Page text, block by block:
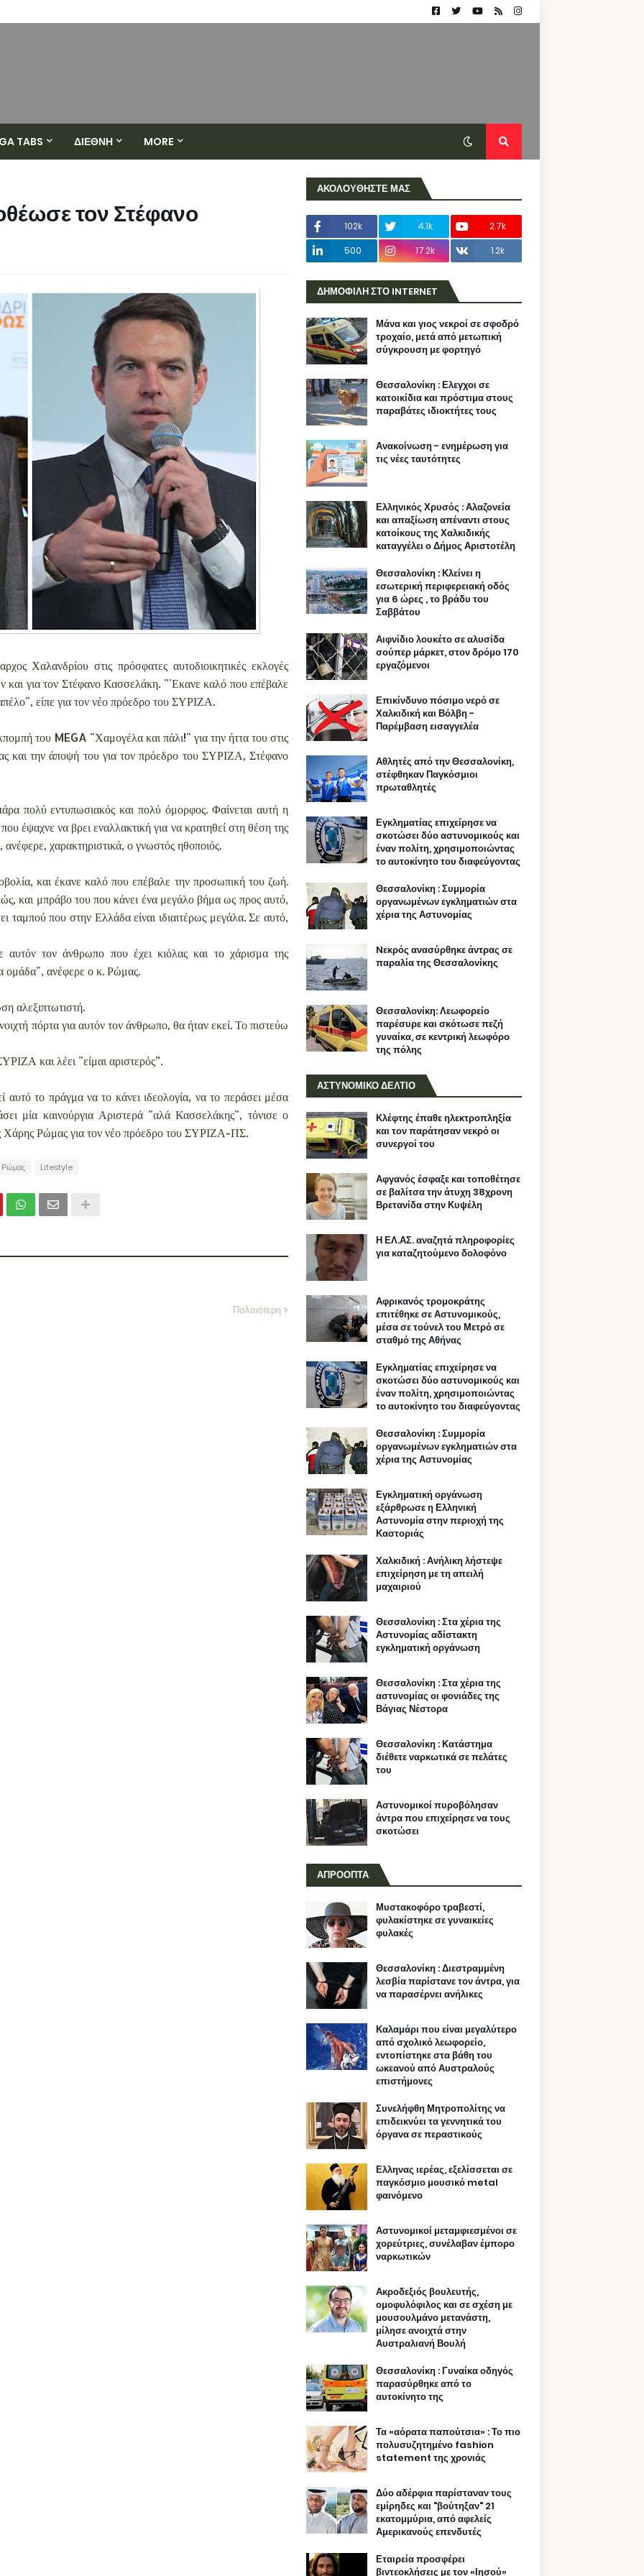
TABS ΔΙΕΘΝΗ MORE
τον Στέφανο
Χαλανδρίου στις πρόσφατες αυτοδιοικητικές εκλογές
για τον Στέφανο Κασσελάκη. "'Εκανε καλό που επέβαλε
είπε για τον νέο πρόεδρο του ΣΥΡΙΖΑ.
του MEGA "Χαμογέλα και πάλι!" για την ήττα του στις
και την άποψή του για τον πρόεδρο του ΣΥΡΙΖΑ, Στέφανο
πολύ εντυπωσιακός και πολύ όμορφος. Φαίνεται αυτή η
έψαχνε να βρει εναλλακτική για να κρατηθεί στη θέση της
χαρακτηριστικά, ο γνωστός ηθοποιός.
και έκανε καλό που επέβαλε την προσωπική του ζωή.
και μπράβο του που κάνει ένα μεγάλο βήμα ως προς αυτό,
ταμπού που στην Ελλάδα είναι ιδιαιτέρως μεγάλα. Σε αυτό,
τον άνθρωπο που έχει κιόλας και το χάρισμα της
ομάδα", ανέφερε ο κ. Ρώμας.
αλεξιπτωτιστή.
πόρτα για αυτόν τον άνθρωπο, θα ήταν εκεί. Το πιστεύω
και λέει "είμαι αριστερός”.
αυτό το πράγμα να το κάνει ιδεολογία, να το περάσει μέσα
μία καινούργια Αριστερά "αλά Κασσελάκης", τόνισε ο
Χάρης Ρώμας για τον νέο πρόεδρο του ΣΥΡΙΖΑ-ΠΣ.
Ρώμας Lifestyle
Παλαιότερη
ΑΚΟΛΟΥΘΗΣΤΕ ΜΑΣ
102k 4.1k
2.7k
500
17.2k 1.2k
ΔΗΜΟΦΙΛΗ ΣΤΟ INTERNET
Μάνα και γιος νεκροί σε σφοδρό
τροχαίο, μετά από μετωπική
σύγκρουση με φορτηγό
Θεσσαλονίκη : Ελεγχοι σε
κατοικίδια και πρόστιμα στους
παραβάτες ιδιοκτήτες τους
Ανακοίνωση - ενημέρωση για
τις νέες ταυτότητες
Ελληνικός Χρυσός : Αλαζονεία
και απαξίωση απέναντι στους
κατοίκους της Χαλκιδικής
καταγγέλει ο Δήμος Αριστοτέλη
Θεσσαλονίκη : Κλείνει η
εσωτερική περιφερειακή οδός
για 6 ώρες , το βράδυ του
Σαββάτου
Αιφνίδιο λουκέτο σε αλυσίδα
σούπερ μάρκετ, στον δρόμο 170
εργαζόμενοι
Επικίνδυνο πόσιμο νερό σε
Χαλκιδική και Βόλβη -
Παρέμβαση εισαγγελέα
Αθλητές από την Θεσσαλονίκη,
στέφθηκαν Παγκόσμιοι
πρωταθλητές
Εγκληματίας επιχείρησε να
σκοτώσει δύο αστυνομικούς και
έναν πολίτη, χρησιμοποιώντας
το αυτοκίνητο του διαφεύγοντας
Θεσσαλονίκη : Συμμορία
οργανωμένων εγκληματιών στα
χέρια της Αστυνομίας
Nεκρός ανασύρθηκε άντρας σε
παραλία της Θεσσαλονίκης
Θεσσαλονίκη: Λεωφορείο
παρέσυρε και σκότωσε πεζή
γυναίκα, σε κεντρική λεωφόρο
της πόλης
ΑΣΤΥΝΟΜΙΚΟ ΔΕΛΤΙΟ
Κλέφτης έπαθε ηλεκτροπληξία
και τον παράτησαν νεκρό οι
συνεργοί του
Αφγανός έσφαξε και τοποθέτησε
σε βαλίτσα την άτυχη 38χρονη
Βρετανίδα στην Κυψέλη
Η ΕΛ.ΑΣ. αναζητά πληροφορίες
για καταζητούμενο δολοφόνο
Αφρικανός τρομοκράτης
επιτέθηκε σε Αστυνομικούς,
μέσα σε τούνελ του Μετρό σε
σταθμό της Αθήνας
Εγκληματίας επιχείρησε να
σκοτώσει δύο αστυνομικούς και
έναν πολίτη, χρησιμοποιώντας
το αυτοκίνητο του διαφεύγοντας
Θεσσαλονίκη : Συμμορία
οργανωμένων εγκληματιών στα
χέρια της Αστυνομίας
Εγκληματική οργάνωση
εξάρθρωσε η Ελληνική
Αστυνομία στην περιοχή της
Καστοριάς
Χαλκιδική : Ανήλικη λήστεψε
επιχείρηση με τη απειλή
μαχαιριού
Θεσσαλονίκη : Στα χέρια της
Αστυνομίας αδίστακτη
εγκληματική οργάνωση
Θεσσαλονίκη : Στα χέρια της
αστυνομίας οι φονιάδες της
Βάγιας Νέστορα
Θεσσαλονίκη : Κατάστημα
διέθετε ναρκωτικά σε πελάτες
του
Αστυνομικοί πυροβόλησαν
άντρα που επιχείρησε να τους
σκοτώσει
ΑΠΡΟΟΠΤΑ
Μυστακοφόρο τραβεστί,
φυλακίστηκε σε γυναικείες
φυλακές
Θεσσαλονίκη : Διεστραμμένη
λεσβία παρίστανε τον άντρα, για
να παρασέρνει ανήλικες
Καλαμάρι που είναι μεγαλύτερο
από σχολικό λεωφορείο,
εντοπίστηκε στα βάθη του
ωκεανού από Αυστραλούς
επιστήμονες
Συνελήφθη Μητροπολίτης να
επιδεικνύει τα γεννητικά του
όργανα σε περαστικούς
Ελληνας ιερέας, εξελίσσεται σε
παγκόσμιο μουσικό metal
φαινόμενο
Αστυνομικοί μεταμφιεσμένοι σε
χορεύτριες, συνέλαβαν έμπορο
ναρκωτικών
Ακροδεξιός βουλευτής,
ομοφυλόφιλος και σε σχέση με
μουσουλμάνο μετανάστη,
μίλησε ανοιχτά στην
Αυστραλιανή Βουλή
Θεσσαλονίκη : Γυναίκα οδηγός
παρασύρθηκε από το
αυτοκίνητο της
Τα «αόρατα παπούτσια» : Το πιο
πολυσυζητημένο fashion
statement της χρονιάς
Δύο αδέρφια παρίσταναν τους
εμίρηδες και "βούτηξαν" 21
εκατομμύρια, από αφελείς
Αμερικανούς επενδυτές
Εταιρεία προσφέρει
βιντεοκλήσεις με τον «Ιησού»